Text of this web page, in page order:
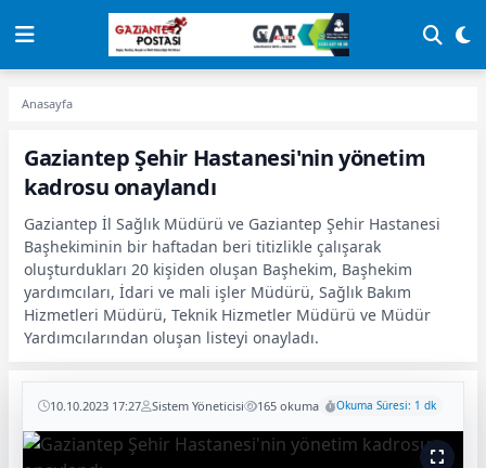
Anasayfa
Gaziantep Şehir Hastanesi'nin yönetim
kadrosu onaylandı
Gaziantep İl Sağlık Müdürü ve Gaziantep Şehir Hastanesi
Başhekiminin bir haftadan beri titizlikle çalışarak
oluşturdukları 20 kişiden oluşan Başhekim, Başhekim
yardımcıları, İdari ve mali işler Müdürü, Sağlık Bakım
Hizmetleri Müdürü, Teknik Hizmetler Müdürü ve Müdür
Yardımcılarından oluşan listeyi onayladı.
10.10.2023 17:27 Sistem Yöneticisi 165 okuma Okuma Süresi: 1 dk